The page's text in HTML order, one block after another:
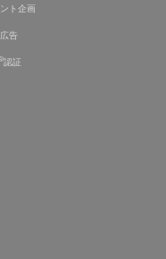
ト企画
告
認証